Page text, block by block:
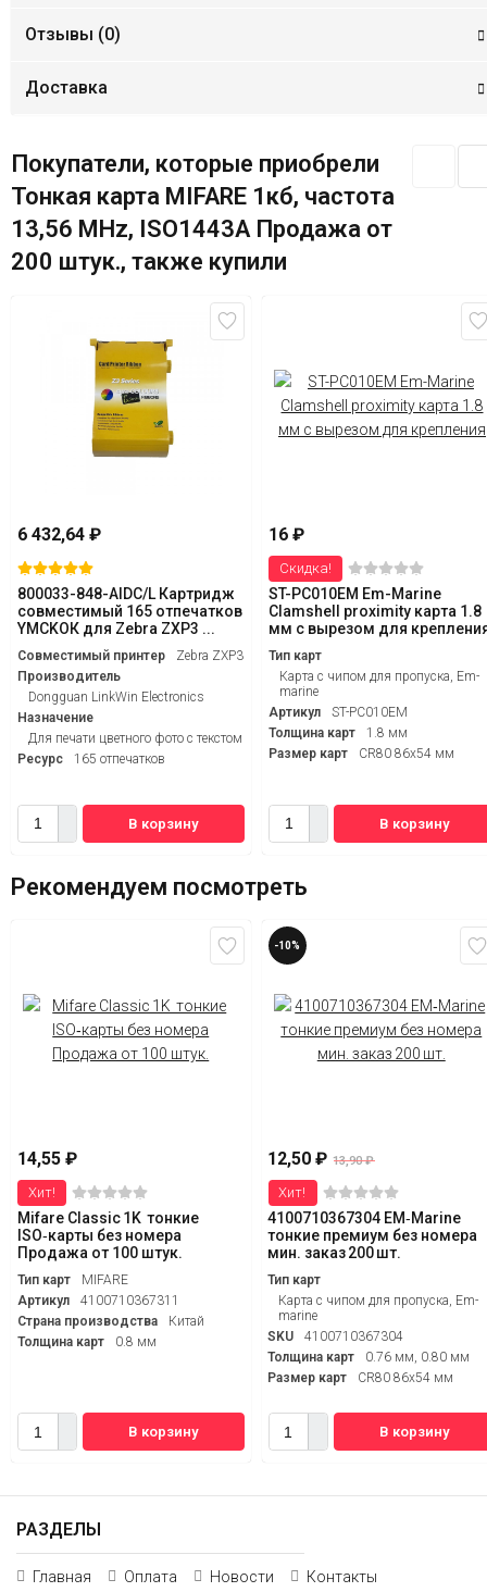
Отзывы (0)
Доставка
Покупатели, которые приобрели
Тонкая карта MIFARE 1кб, частота
13,56 MHz, ISO1443A Продажа от
200 штук., также купили
6 432,64 ₽
800033-848-AIDC/L Картридж
совместимый 165 отпечатков
YMCKOК для Zebra ZXP3 ...
Совместимый принтер
Zebra ZXP3
Производитель
Dongguan LinkWin Electronics
Назначение
Для печати цветного фото с текстом
Ресурс
165 отпечатков
В корзину
16 ₽
Скидка!
ST-PC010EM Em-Marine
Clamshell proximity карта 1.8
мм с вырезом для
Тип карт
Карта с чипом для пропуска, Em-
marine
Артикул
ST-PC010EM
Толщина карт
1.8 мм
Размер карт
CR80 86x54 мм
В корзину
Рекомендуем посмотреть
14,55 ₽
Хит!
Mifare Classic 1K тонкие
ISO‑карты без номера
Продажа от 100 штук.
Тип карт
MIFARE
Артикул
4100710367311
Страна производства
Китай
Толщина карт
0.8 мм
В корзину
-10%
12,50₽ 13,90₽
Хит!
4100710367304 EM‑Marine
тонкие премиум без номера
мин. заказ 200 шт.
Тип карт
Карта с чипом для пропуска, Em-
marine
SKU
4100710367304
Толщина карт
0.76 мм, 0.80 мм
Размер карт
CR80 86x54 мм
В корзину
РАЗДЕЛЫ
Главная Оплата Новости Контакты